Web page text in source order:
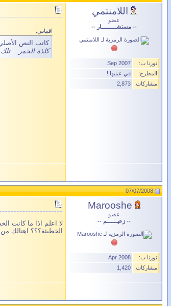
اللامنتمي
عضو
-- مستشــــــــــار --
نورنا ب:
Sep 2007
المطرح:
في عينيها !
مشاركات:
2,873
اقتباس:
كاتب النص
كلذة الخمر...
07/07/2008
Marooshe
عضو
-- زعيـــــــم --
نورنا ب:
Apr 2008
مشاركات:
1,420
لا اعلم اذا ما كانت
الخطيئة؟؟؟ اهنالك